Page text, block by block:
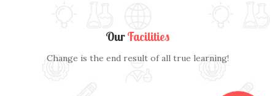
OurFacilities
Change is the end result of all true learning!